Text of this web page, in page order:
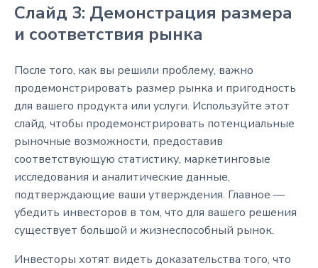
Слайд 3: Демонстрация размера
и соответствия рынка
После того, как вы решили проблему, важно
продемонстрировать размер рынка и пригодность
для вашего продукта или услуги. Используйте этот
слайд, чтобы продемонстрировать потенциальные
рыночные возможности, предоставив
соответствующую статистику, маркетинговые
исследования и аналитические данные,
подтверждающие ваши утверждения. Главное —
убедить инвесторов в том, что для вашего решения
существует большой и жизнеспособный рынок.
Инвесторы хотят видеть доказательства того, что